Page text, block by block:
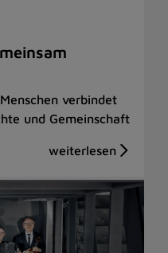
verbindet
und Gemeinschaft